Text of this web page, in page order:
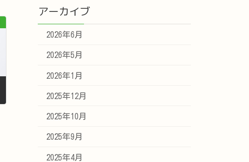
アーカイブ
2026年6月
2026年5月
2026年1月
2025年12月
2025年10月
2025年9月
2025年4月